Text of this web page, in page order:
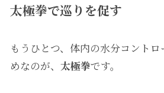
太極拳で巡りを促す
もうひとつ、体内の水分コント
めなのが、 太極拳です。